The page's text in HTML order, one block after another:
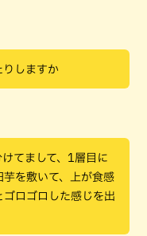
りしますか
てまして、1層目に
を敷いて、上が食感
ロゴロした感じを出